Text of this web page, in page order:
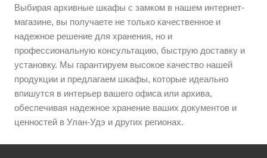
Выбирая архивные шкафы с замком в нашем интернет-
магазине, вы получаете не только качественное и
надежное решение для хранения, но и
профессиональную консультацию, быструю доставку и
установку. Мы гарантируем высокое качество нашей
продукции и предлагаем шкафы, которые идеально
впишутся в интерьер вашего офиса или архива,
обеспечивая надежное хранение ваших документов и
ценностей в Улан-Удэ и других регионах.